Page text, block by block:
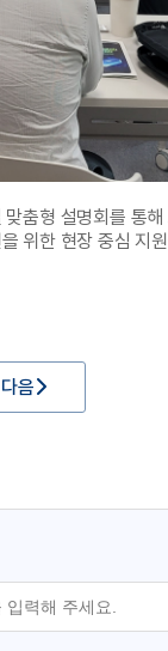
춤형 설명회를 통
위한 현장 중심 지
다음